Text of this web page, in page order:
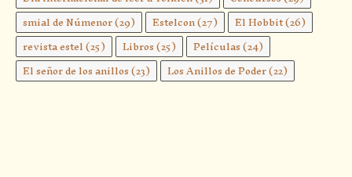
smial de Númenor(29) Estelcon(27) El Hobbit(26)
revista estel(25) Libros(25) Películas(24)
El señor de los anillos(23) Los Anillos de Poder(22)